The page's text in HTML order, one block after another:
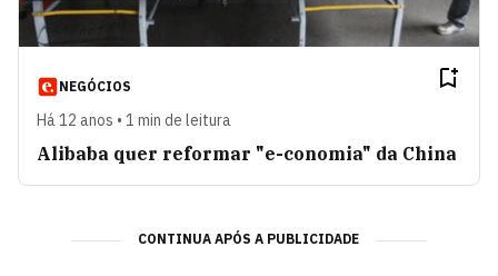
NEGÓCIOS
Há 12 anos • 1 min de leitura
Alibaba quer reformar "e-conomia" da China
CONTINUA APÓS A PUBLICIDADE